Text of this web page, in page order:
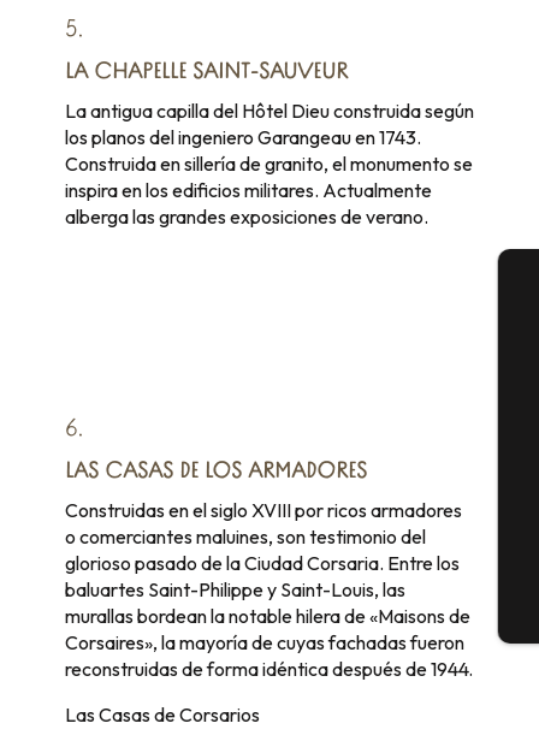
5.
LA CHAPELLE SAINT-SAUVEUR
La antigua capilla del Hôtel Dieu construida según
los planos del ingeniero Garangeau en 1743.
Construida en sillería de granito, el monumento se
inspira en los edificios militares. Actualmente
alberga las grandes exposiciones de verano.
6.
LAS CASAS DE LOS ARMADORES
Construidas en el siglo XVIII por ricos armadores
o comerciantes maluines, son testimonio del
glorioso pasado de la Ciudad Corsaria. Entre los
baluartes Saint-Philippe y Saint-Louis, las
murallas bordean la notable hilera de «Maisons de
Corsaires», la mayoría de cuyas fachadas fueron
reconstruidas de forma idéntica después de 1944.
Las Casas de Corsarios